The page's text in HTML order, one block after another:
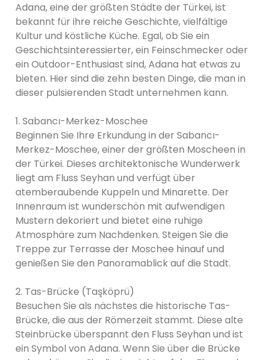
Adana, eine der größten Städte der Türkei, ist
bekannt für ihre reiche Geschichte, vielfältige
Kultur und köstliche Küche. Egal, ob Sie ein
Geschichtsinteressierter, ein Feinschmecker oder
ein Outdoor-Enthusiast sind, Adana hat etwas zu
bieten. Hier sind die zehn besten Dinge, die man in
dieser pulsierenden Stadt unternehmen kann.
1. Sabancı-Merkez-Moschee
Beginnen Sie Ihre Erkundung in der Sabancı-
Merkez-Moschee, einer der größten Moscheen in
der Türkei. Dieses architektonische Wunderwerk
liegt am Fluss Seyhan und verfügt über
atemberaubende Kuppeln und Minarette. Der
Innenraum ist wunderschön mit aufwendigen
Mustern dekoriert und bietet eine ruhige
Atmosphäre zum Nachdenken. Steigen Sie die
Treppe zur Terrasse der Moschee hinauf und
genießen Sie den Panoramablick auf die Stadt.
2. Tas-Brücke (Taşköprü)
Besuchen Sie als nächstes die historische Tas-
Brücke, die aus der Römerzeit stammt. Diese alte
Steinbrücke überspannt den Fluss Seyhan und ist
ein Symbol von Adana. Wenn Sie über die Brücke